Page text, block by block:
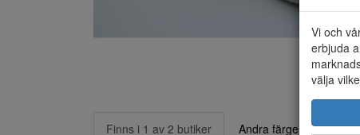
Finns i 1 av 2 butiker
Andra färger
Vi och
erbjuda
välja